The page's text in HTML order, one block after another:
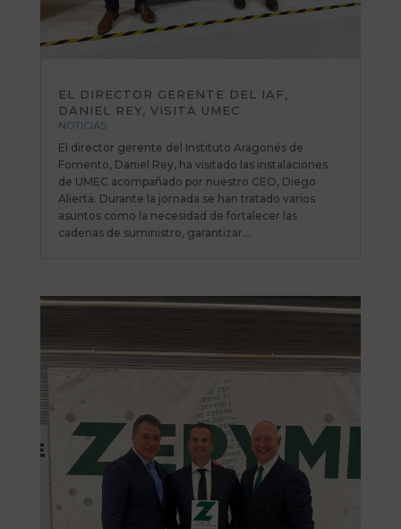
EL DIRECTOR GERENTE DEL IAF,
DANIEL REY, VISITA UMEC
NOTICIAS
El director gerente del Instituto Aragonés de
Fomento, Daniel Rey, ha visitado las instalaciones
de UMEC acompañado por nuestro CEO, Diego
Alierta. Durante la jornada se han tratado varios
asuntos como la necesidad de fortalecer las
cadenas de suministro, garantizar...